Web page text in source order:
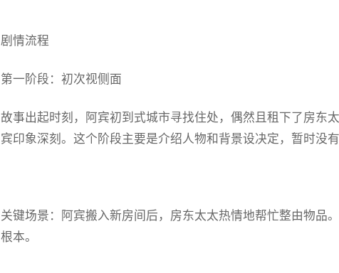
剧情流程
第一阶段：初次视侧面
故事出起时刻，阿宾初到式城市寻找住处，偶然且租下了房东
宾印象深刻。这个阶段主要是介绍人物和背景设决定，暂时没有
关键场景：阿宾搬入新房间后，房东太太热情地帮忙整由物品
根本。